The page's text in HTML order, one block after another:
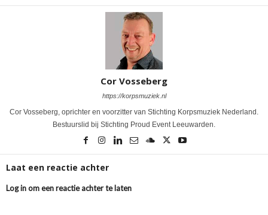
Cor Vosseberg
https://korpsmuziek.nl
Cor Vosseberg, oprichter en voorzitter van Stichting Korpsmuziek Nederland.
Bestuurslid bij Stichting Proud Event Leeuwarden.
Laat een reactie achter
Log in om een reactie achter te laten